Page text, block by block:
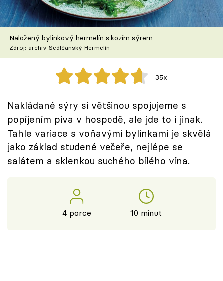
Škola vaření
Recepty z TV
Speciál: Cuketa
Těhotnej kuchař
Sledujte prima+
Přihlášení
Naložený bylinkový hermelín s kozím sýrem
Zdroj: archiv Sedlčanský Hermelín
35x
Nakládané sýry si většinou spojujeme s
popíjením piva v hospodě, ale jde to i jinak.
Tahle variace s voňavými bylinkami je skvělá
jako základ studené večeře, nejlépe se
salátem a sklenkou suchého bílého vína.
4 porce 10 minut